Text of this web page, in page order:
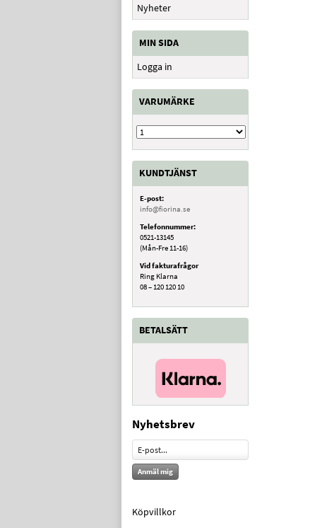
Nyheter
MIN SIDA
Logga in
VARUMÄRKE
KUNDTJÄNST
E-post:
info@fiorina.se
Telefonnummer:
0521-13145
(Mån-Fre 11-16)
Vid fakturafrågor
Ring Klarna
08 – 120 120 10
BETALSÄTT
Nyhetsbrev
Anmäl mig
Köpvillkor